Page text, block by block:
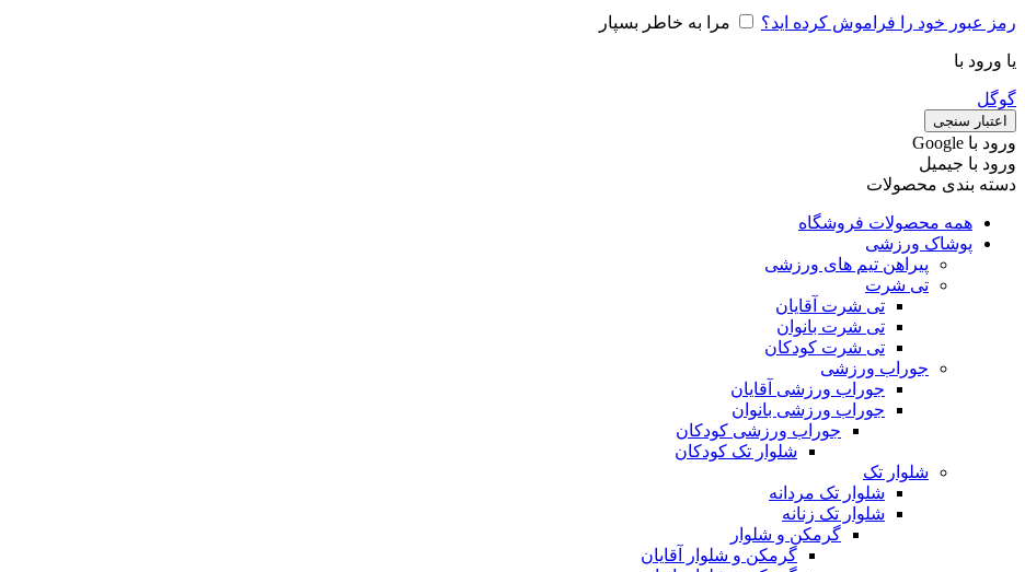
رمز عبور خود را فراموش کرده اید؟ مرا به خاطر بسپار
یا ورود با
گوگل
اعتبار سنجی
ورود با ‫Google
ورود با جیمیل
دسته بندی محصولات
همه محصولات فروشگاه
پوشاک ورزشی
پیراهن تیم های ورزشی
تی شرت
تی شرت آقایان
تی شرت بانوان
تی شرت کودکان
جوراب ورزشی
جوراب ورزشی آقایان
جوراب ورزشی بانوان
جوراب ورزشی کودکان
شلوار تک کودکان
شلوار تک
شلوار تک مردانه
شلوار تک زنانه
گرمکن و شلوار
گرمکن و شلوار آقایان